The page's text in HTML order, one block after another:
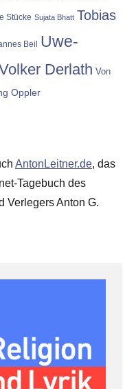
Stücke Sujata Bhatt Tobias
Beil Uwe-
Derlath Von
Oppler
AntonLeitner.de, das
Tagebuch des
Verlegers Anton G.